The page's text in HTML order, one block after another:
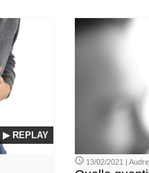
▶ REPLAY
13/02/2021 |